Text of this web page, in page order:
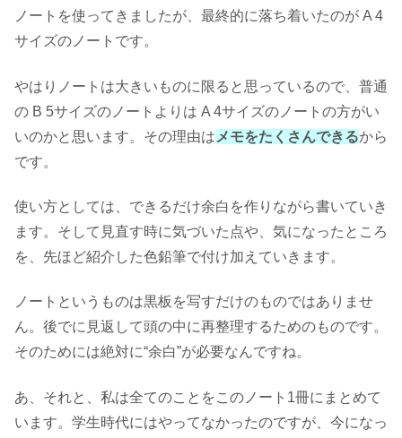
ノートを使ってきましたが、最終的に落ち着いたのが A 4
サイズのノートです。
やはりノートは大きいものに限ると思っているので、普通
の B 5サイズのノートよりは A 4サイズのノートの方がい
いのかと思います。その理由は メモをたくさんできるから
です。
使い方としては、できるだけ余白を作りながら書いていき
ます。そして見直す時に気づいた点や、気になったところ
を、先ほど紹介した色鉛筆で付け加えていきます。
ノートというものは黒板を写すだけのものではありませ
ん。後でに見返して頭の中に再整理するためのものです。
そのためには絶対に“余白”が必要なんですね。
あ、それと、私は全てのことをこのノート1冊にまとめて
います。学生時代にはやってなかったのですが、今になっ